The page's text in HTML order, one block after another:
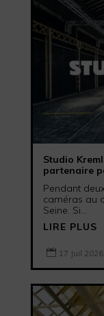
Studio
partenaire
Pendant
caméras au
Seine. Si...
LIRE PLUS
 17 Juil 2026